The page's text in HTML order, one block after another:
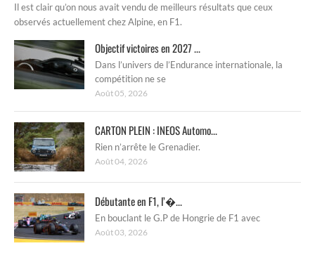
Il est clair qu’on nous avait vendu de meilleurs résultats que ceux
observés actuellement chez Alpine, en F1.
Objectif victoires en 2027 ...
Dans l’univers de l’Endurance internationale, la
compétition ne se
Août 05, 2026
CARTON PLEIN : INEOS Automo...
Rien n’arrête le Grenadier.
Août 04, 2026
Débutante en F1, l’�...
En bouclant le G.P de Hongrie de F1 avec
Août 03, 2026